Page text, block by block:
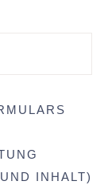
INHALT)